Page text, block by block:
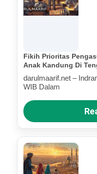
Fikih Prioritas
Anak Kandung Di
darulmaarif.net –
WIB Dalam